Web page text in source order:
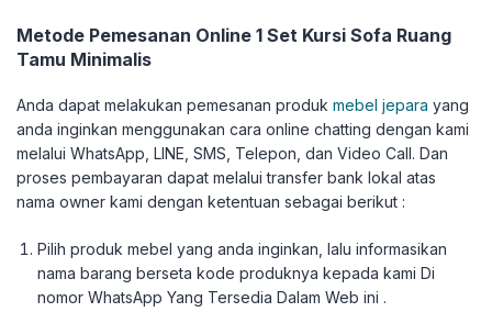
Metode Pemesanan Online 1 Set Kursi Sofa Ruang
Tamu Minimalis
Anda dapat melakukan pemesanan produk mebel jepara yang
anda inginkan menggunakan cara online chatting dengan kami
melalui WhatsApp, LINE, SMS, Telepon, dan Video Call. Dan
proses pembayaran dapat melalui transfer bank lokal atas
nama owner kami dengan ketentuan sebagai berikut :
Pilih produk mebel yang anda inginkan, lalu informasikan
nama barang berseta kode produknya kepada kami Di
nomor WhatsApp Yang Tersedia Dalam Web ini .